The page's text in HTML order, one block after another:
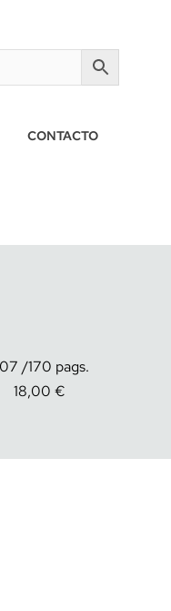
CONTACTO
170
18,00 €